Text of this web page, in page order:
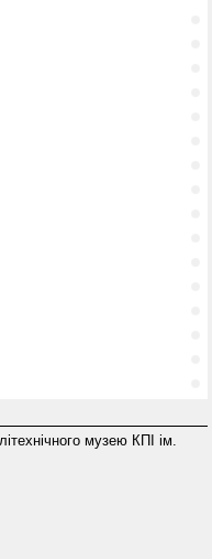
музею КПІ ім.